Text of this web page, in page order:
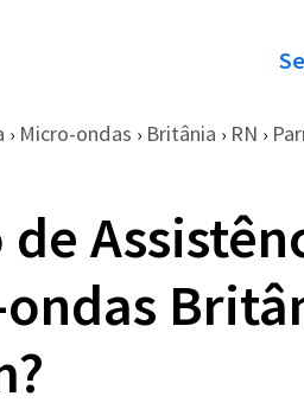
› Micro-ondas › Britânia › RN ›